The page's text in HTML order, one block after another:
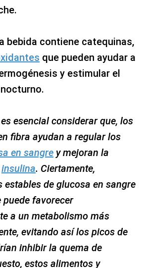
bebida contiene catequinas,
que pueden ayudar a
y estimular el
esencial considerar que, los
fibra ayudan a regular los
en sangre y mejoran la
insulina. Ciertamente,
estables de glucosa en sangre
favorecer
a un metabolismo más
evitando así los picos de
inhibir la quema de
estos alimentos y